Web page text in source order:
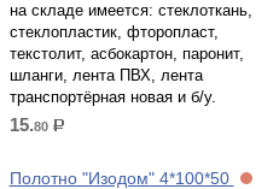
на складе имеется: стеклоткань,
стеклопластик, фторопласт,
текстолит, асбокартон, паронит,
шланги, лента ПВХ, лента
транспортёрная новая и б/у.
15.80 р.
Полотно "Изодом" 4*100*50